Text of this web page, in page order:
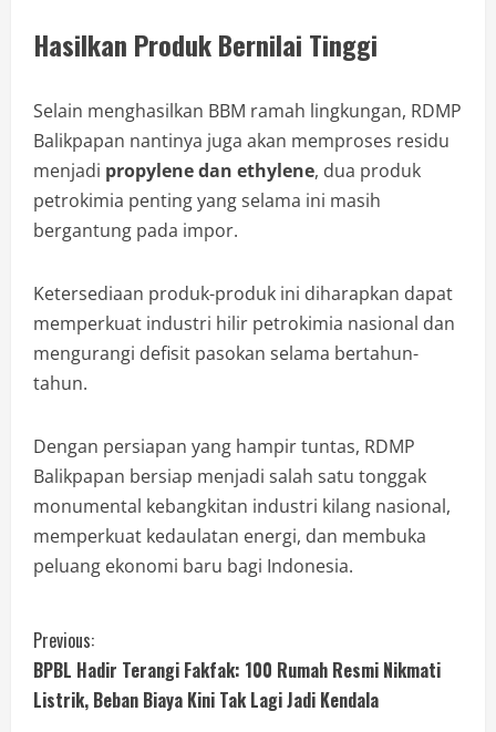
Hasilkan Produk Bernilai Tinggi
Selain menghasilkan BBM ramah lingkungan, RDMP
Balikpapan nantinya juga akan memproses residu
menjadi propylene dan ethylene, dua produk
petrokimia penting yang selama ini masih
bergantung pada impor.
Ketersediaan produk-produk ini diharapkan dapat
memperkuat industri hilir petrokimia nasional dan
mengurangi defisit pasokan selama bertahun-
tahun.
Dengan persiapan yang hampir tuntas, RDMP
Balikpapan bersiap menjadi salah satu tonggak
monumental kebangkitan industri kilang nasional,
memperkuat kedaulatan energi, dan membuka
peluang ekonomi baru bagi Indonesia.
Previous:
BPBL Hadir Terangi Fakfak: 100 Rumah Resmi Nikmati
Listrik, Beban Biaya Kini Tak Lagi Jadi Kendala